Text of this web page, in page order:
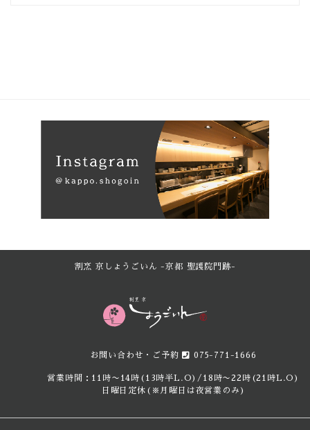
割烹 京しょうごいん -京都 聖護院門跡-
お問い合わせ・ご予約 075-771-1666
営業時間：11時〜14時(13時半L.O)/18時〜22時(21時L.O)
日曜日定休(※月曜日は夜営業のみ)